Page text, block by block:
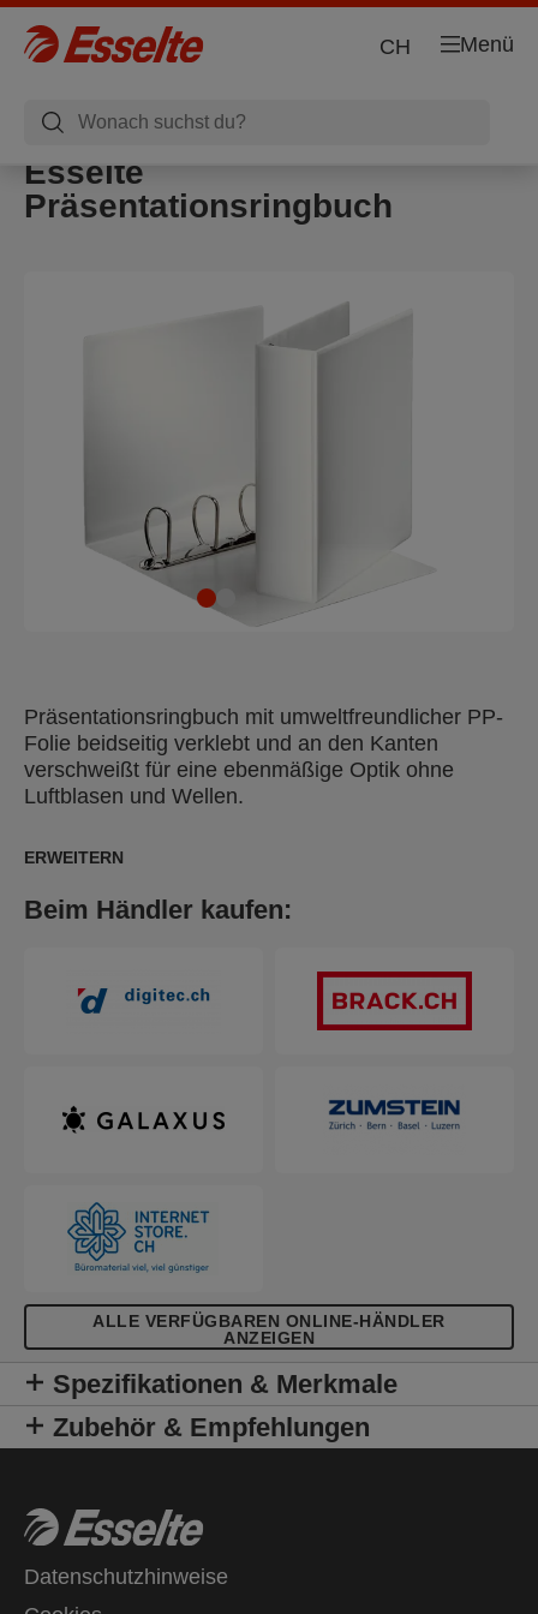
Menü
CH
Esselte
Präsentationsringbuch
Präsentationsringbuch mit umweltfreundlicher PP-
Folie beidseitig verklebt und an den Kanten
verschweißt für eine ebenmäßige Optik ohne
Luftblasen und Wellen.
ERWEITERN
Beim Händler kaufen:
ALLE VERFÜGBAREN ONLINE-HÄNDLER
ANZEIGEN
Spezifikationen & Merkmale
Zubehör & Empfehlungen
Datenschutzhinweise